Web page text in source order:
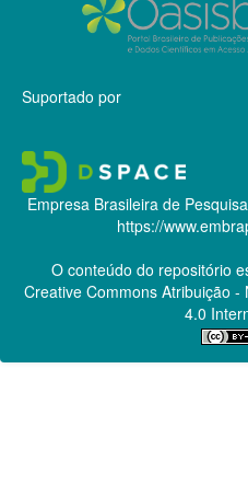
Suportado por
Empresa Brasileira de
https://
O conteúdo do repositório
Creative CommonsAtribuição -
4.0